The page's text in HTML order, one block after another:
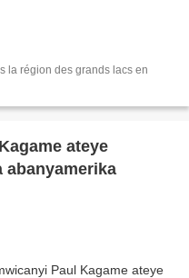
la région des grands lacs en
ateye
abanyamerika